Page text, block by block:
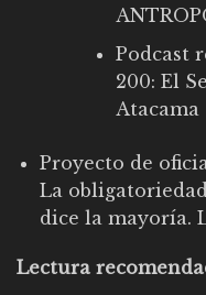
Podcast
200: El
Atacama
Proyecto de
La
dice la mayoría.
Lectura